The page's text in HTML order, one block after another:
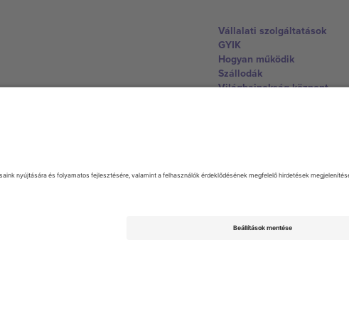
Vállalati szolgáltatások
GYIK
Hogyan működik
Szállodák
Világbajnokság központ